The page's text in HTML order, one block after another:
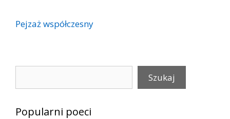
Pejzaż współczesny
Szukaj
Popularni poeci